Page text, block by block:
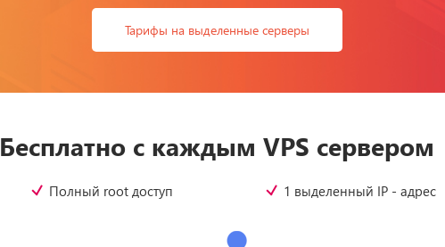
Тарифы на выделенные серверы
Бесплатно с каждым VPS сервером
Полный root доступ 1 выделенный IP - адрес